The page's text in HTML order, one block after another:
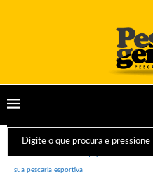
sua pescaria esportiva